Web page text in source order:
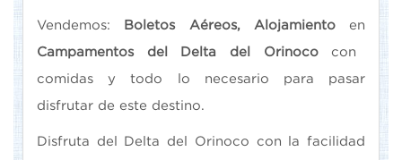
Vendemos: Boletos Aéreos, Alojamientoen
Campamentos del Delta del Orinoco con
comidas y todo lo necesario para pasar
disfrutar de este destino.
Disfruta del Delta del Orinoco con la facilidad